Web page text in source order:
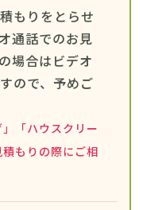
もりをとらせ
通話でのお見
場合はビデオ
ので、予めご
「ハウスクリー
もりの際にご相